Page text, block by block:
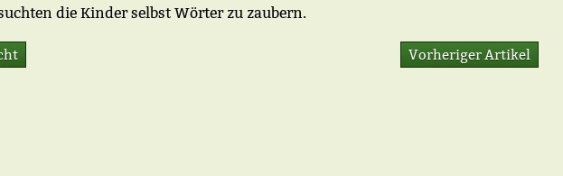
die Kinder selbst Wörter zu zaubern.
Vorheriger Artikel